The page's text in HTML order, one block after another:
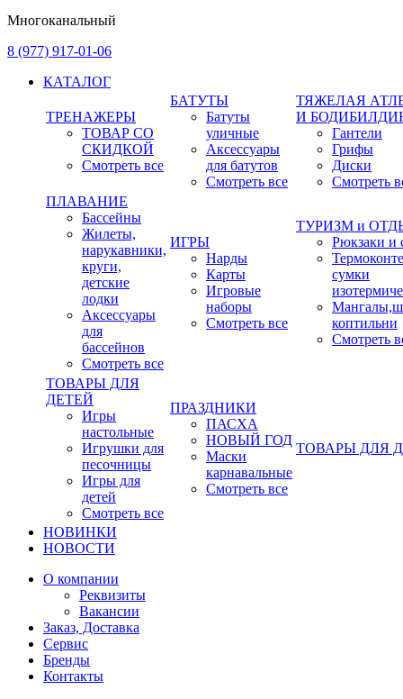
Многоканальный
8 (977) 917-01-06
КАТАЛОГ
ТРЕНАЖЕРЫ
ТОВАР СО
СКИДКОЙ
Смотреть все
БАТУТЫ
Батуты
уличные
Аксессуары
для батутов
Смотреть все
ТЯЖЕЛАЯ
И
Гантели
Грифы
Диски
Смотреть
ПЛАВАНИЕ
Бассейны
Жилеты,
нарукавники,
круги,
детские
лодки
Аксессуары
для
бассейнов
Смотреть все
ИГРЫ
Нарды
Карты
Игровые
наборы
Смотреть все
ТУРИЗМ и
Рюкзаки и
сумки
коптильни
Смотреть
ТОВАРЫ ДЛЯ
ДЕТЕЙ
Игры
настольные
Игрушки для
песочницы
Игры для
детей
Смотреть все
ПРАЗДНИКИ
ПАСХА
НОВЫЙ ГОД
Маски
карнавальные
Смотреть все
ТОВАРЫ ДЛЯ
НОВИНКИ
НОВОСТИ
О компании
Реквизиты
Вакансии
Заказ, Доставка
Сервис
Бренды
Контакты